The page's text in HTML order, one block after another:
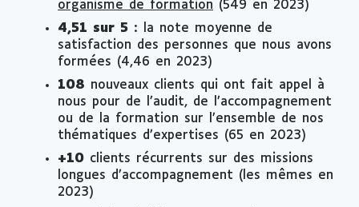
organisme de formation (549 en 2023)
4,51 sur 5 : la note moyenne de
satisfaction des personnes que nous avons
formées (4,46 en 2023)
108 nouveaux clients qui ont fait appel à
nous pour de l’audit, de l’accompagnement
ou de la formation sur l’ensemble de nos
thématiques d’expertises (65 en 2023)
+10 clients récurrents sur des missions
longues d’accompagnement (les mêmes en
2023)